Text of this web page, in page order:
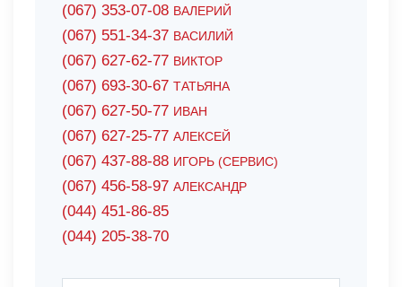
(067) 353-07-08 ВАЛЕРИЙ
(067) 551-34-37 ВАСИЛИЙ
(067) 627-62-77 ВИКТОР
(067) 693-30-67 ТАТЬЯНА
(067) 627-50-77 ИВАН
(067) 627-25-77 АЛЕКСЕЙ
(067) 437-88-88 ИГОРЬ (СЕРВИС)
(067) 456-58-97 АЛЕКСАНДР
(044) 451-86-85
(044) 205-38-70